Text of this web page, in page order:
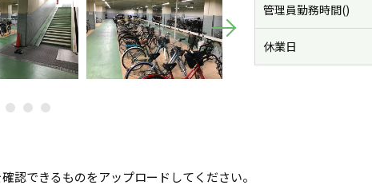
管理員勤務時間()
休業日
認できるものをアップロードしてください。